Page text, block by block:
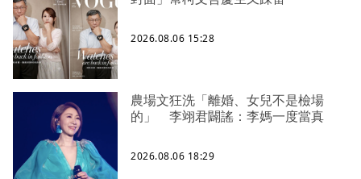
2026.08.06 15:28
農場文狂洗「離婚、女兒不是檢場
的」 李翊君闢謠：李媽一度當真
2026.08.06 18:29